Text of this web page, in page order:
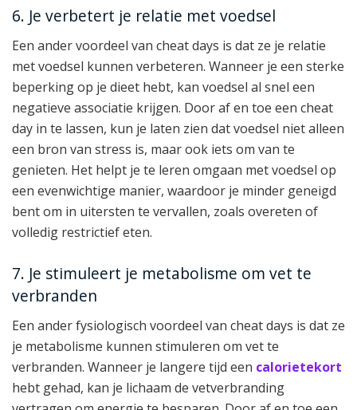
6. Je verbetert je relatie met voedsel
Een ander voordeel van cheat days is dat ze je relatie
met voedsel kunnen verbeteren. Wanneer je een sterke
beperking op je dieet hebt, kan voedsel al snel een
negatieve associatie krijgen. Door af en toe een cheat
day in te lassen, kun je laten zien dat voedsel niet alleen
een bron van stress is, maar ook iets om van te
genieten. Het helpt je te leren omgaan met voedsel op
een evenwichtige manier, waardoor je minder geneigd
bent om in uitersten te vervallen, zoals overeten of
volledig restrictief eten.
7. Je stimuleert je metabolisme om vet te
verbranden
Een ander fysiologisch voordeel van cheat days is dat ze
je metabolisme kunnen stimuleren om vet te
verbranden. Wanneer je langere tijd een calorietekort
hebt gehad, kan je lichaam de vetverbranding